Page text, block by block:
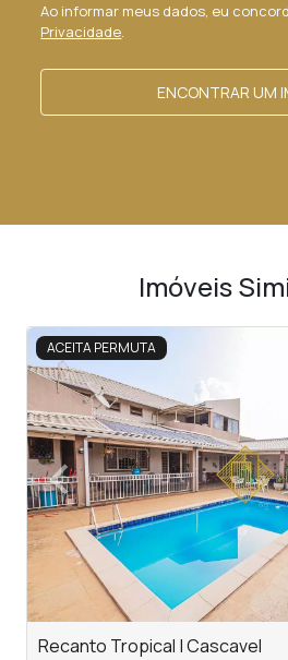
Ao informar meus dados, eu
Privacidade.
ENCONTRAR UM
Imóveis
ACEITA PERMUTA
<<<<
‹Previous
Recanto Tropical | Cascavel